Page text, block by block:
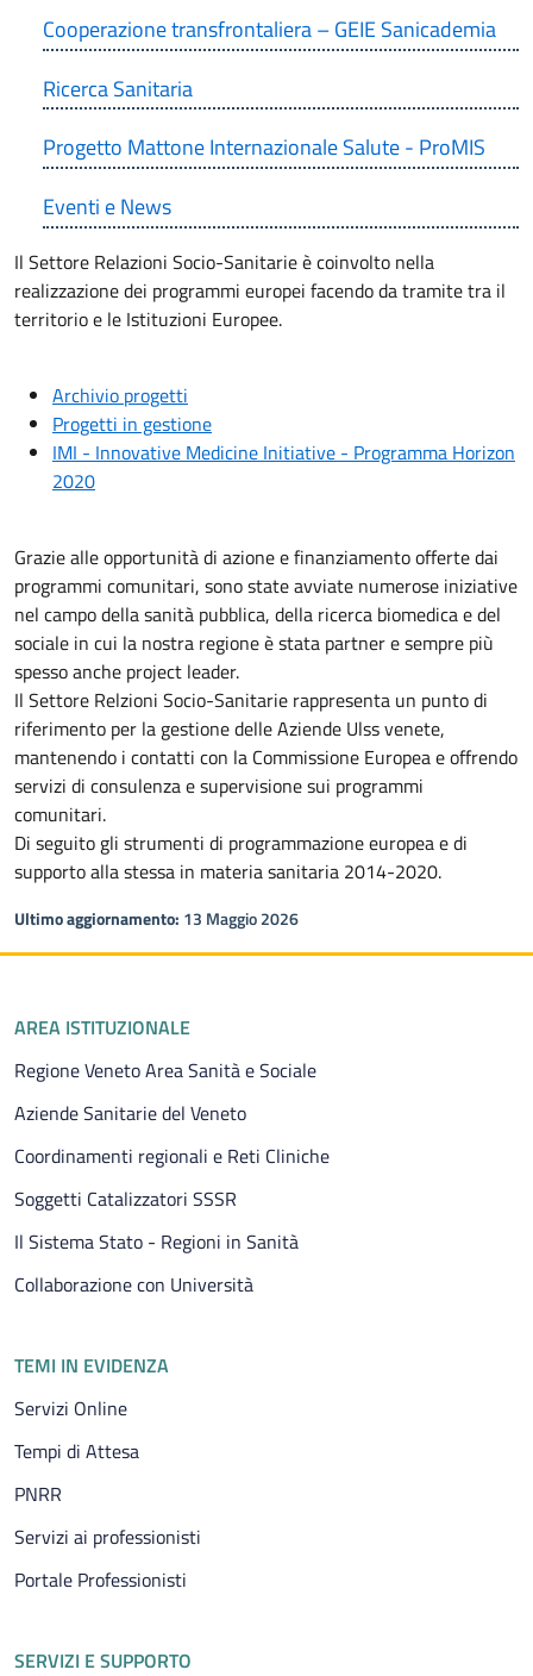
Cooperazione transfrontaliera – GEIE Sanicademia
Ricerca Sanitaria
Progetto Mattone Internazionale Salute - ProMIS
Eventi e News
Il Settore Relazioni Socio-Sanitarie è coinvolto nella
realizzazione dei programmi europei facendo da tramite tra il
territorio e le Istituzioni Europee.
Archivio progetti
Progetti in gestione
IMI - Innovative Medicine Initiative - Programma Horizon
2020
Grazie alle opportunità di azione e finanziamento offerte dai
programmi comunitari, sono state avviate numerose iniziative
nel campo della sanità pubblica, della ricerca biomedica e del
sociale in cui la nostra regione è stata partner e sempre più
spesso anche project leader.
Il Settore Relzioni Socio-Sanitarie rappresenta un punto di
riferimento per la gestione delle Aziende Ulss venete,
mantenendo i contatti con la Commissione Europea e offrendo
servizi di consulenza e supervisione sui programmi
comunitari.
Di seguito gli strumenti di programmazione europea e di
supporto alla stessa in materia sanitaria 2014-2020.
Ultimo aggiornamento: 13 Maggio 2026
Piè di pagina
AREA ISTITUZIONALE
Regione Veneto Area Sanità e Sociale
Aziende Sanitarie del Veneto
Coordinamenti regionali e Reti Cliniche
Soggetti Catalizzatori SSSR
Il Sistema Stato - Regioni in Sanità
Collaborazione con Università
TEMI IN EVIDENZA
Servizi Online
Tempi di Attesa
PNRR
Servizi ai professionisti
Portale Professionisti
SERVIZI E SUPPORTO